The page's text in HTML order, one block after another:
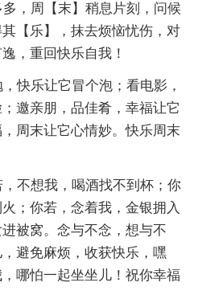
，周【末】稍息片刻，问候
其【乐】，抹去烦恼忧伤，对
，重回快乐自我！
快乐让它冒个泡；看电影，
邀亲朋，品佳肴，幸福让它
周末让它心情妙。快乐周末
不想我，喝酒找不到杯；你
；你若，念着我，金银拥入
被窝。念与不念，想与不
避免麻烦，收获快乐，嘿
哪怕一起坐坐儿！祝你幸福